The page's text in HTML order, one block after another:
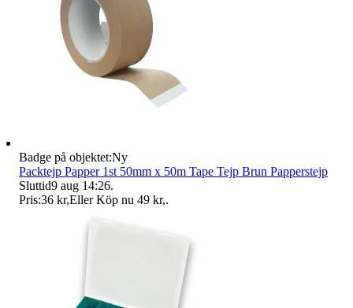
Badge på objektet:Ny
Packtejp Papper 1st 50mm x 50m Tape Tejp Brun Papperstejp
Sluttid9 aug 14:26.
Pris:36 kr,Eller Köp nu 49 kr,.